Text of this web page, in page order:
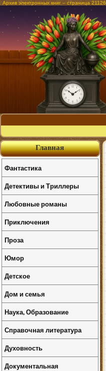
Архив электронных книг – страница 21126
Главная
Фантастика
Детективы и Триллеры
Любовные романы
Приключения
Проза
Юмор
Детское
Дом и семья
Наука, Образование
Справочная литература
Духовность
Документальная